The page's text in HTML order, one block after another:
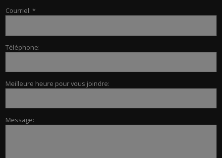
Courriel: *
Téléphone:
Meilleure heure pour vous joindre:
Message: